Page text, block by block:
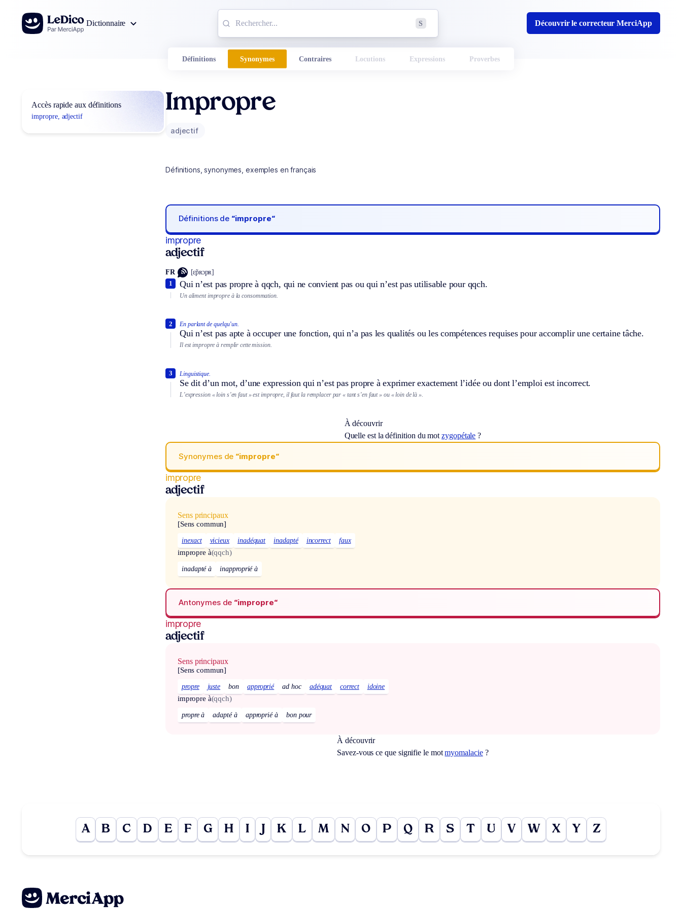
Aller au contenu
Dictionnaire
S Découvrir le correcteur MerciApp
Définitions Synonymes Contraires Locutions Expressions Proverbes
Accès rapide aux définitions
impropre, adjectif
Impropre
adjectif
Définitions, synonymes, exemples en français
Définitions de “impropre“
impropre
adjectif
FR [ɛ̃pʀɔpʀ]
Qui n’est pas propre à qqch, qui ne convient pas ou qui n’est pas utilisable pour qqch.
1
Un aliment impropre à la consommation.
En parlant de quelqu’un.
Qui n’est pas apte à occuper une fonction, qui n’a pas les qualités ou les compétences requises pour accomplir une certaine tâche.
2
Il est impropre à remplir cette mission.
Linguistique.
Se dit d’un mot, d’une expression qui n’est pas propre à exprimer exactement l’idée ou dont l’emploi est incorrect.
3
L’expression « loin s’en faut » est impropre, il faut la remplacer par « tant s’en faut » ou « loin de là ».
À découvrir
Quelle est la définition du motzygopétale ?
Synonymes de “impropre“
impropre
adjectif
Sens principaux
[Sens commun]
inexact vicieux inadéquat inadapté incorrect faux
impropre à(qqch)
inadapté à inapproprié à
Antonymes de “impropre“
impropre
adjectif
Sens principaux
[Sens commun]
propre juste bon approprié ad hoc adéquat correct idoine
impropre à(qqch)
propre à adapté à approprié à bon pour
À découvrir
Savez-vous ce que signifie le motmyomalacie?
A B C D E F G H I J K L M N O P Q R S T U V W X Y Z